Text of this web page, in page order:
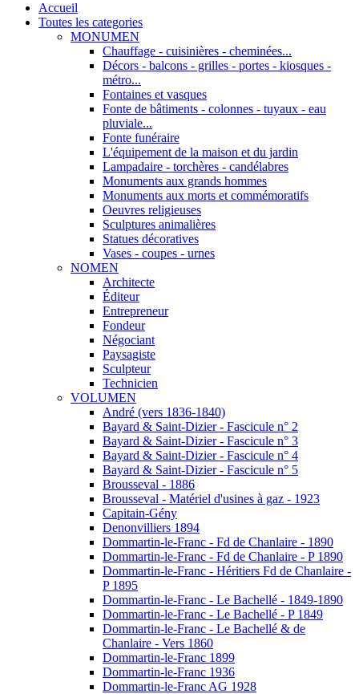
Accueil
Toutes les categories
MONUMEN
Chauffage - cuisinières - cheminées...
Décors - balcons - grilles - portes - kiosques -
métro...
Fontaines et vasques
Fonte de bâtiments - colonnes - tuyaux - eau
pluviale...
Fonte funéraire
L'équipement de la maison et du jardin
Lampadaire - torchères - candélabres
Monuments aux grands hommes
Monuments aux morts et commémoratifs
Oeuvres religieuses
Sculptures animalières
Statues décoratives
Vases - coupes - urnes
NOMEN
Architecte
Éditeur
Entrepreneur
Fondeur
Négociant
Paysagiste
Sculpteur
Technicien
VOLUMEN
André (vers 1836-1840)
Bayard & Saint-Dizier - Fascicule n° 2
Bayard & Saint-Dizier - Fascicule n° 3
Bayard & Saint-Dizier - Fascicule n° 4
Bayard & Saint-Dizier - Fascicule n° 5
Brousseval - 1886
Brousseval - Matériel d'usines à gaz - 1923
Capitain-Gény
Denonvilliers 1894
Dommartin-le-Franc - Fd de Chanlaire - 1890
Dommartin-le-Franc - Fd de Chanlaire - P 1890
Dommartin-le-Franc - Héritiers Fd de Chanlaire -
P 1895
Dommartin-le-Franc - Le Bachellé - 1849-1890
Dommartin-le-Franc - Le Bachellé - P 1849
Dommartin-le-Franc - Le Bachellé & de
Chanlaire - Vers 1860
Dommartin-le-Franc 1899
Dommartin-le-Franc 1936
Dommartin-le-Franc AG 1928